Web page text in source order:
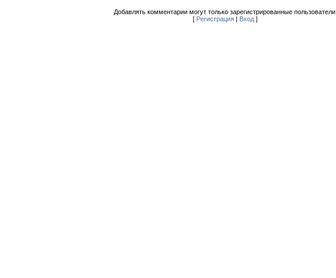
Добавлять комментарии могут только зарегистрированные пользователи.
[ Регистрация | Вход ]